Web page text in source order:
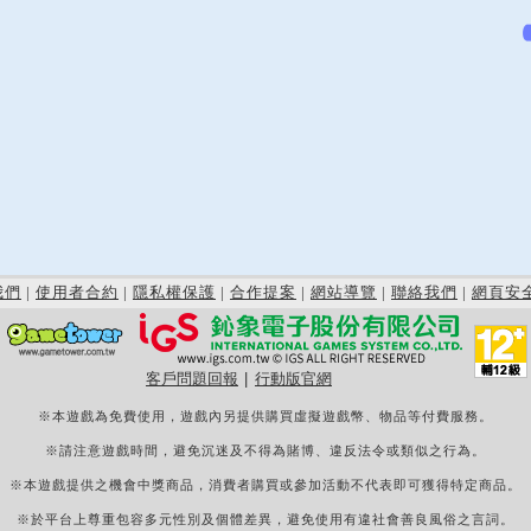
們 | 使用者合約 | 隱私權保護 | 合作提案 | 網站導覽 | 聯絡我們 | 網頁安
客戶問題回報 行動版官網
※本遊戲為免費使用，遊戲內另提供購買虛擬遊戲幣、物品等付費服務。
※請注意遊戲時間，避免沉迷及不得為賭博、違反法令或類似之行為。
※本遊戲提供之機會中獎商品，消費者購買或參加活動不代表即可獲得特定商品。
※於平台上尊重包容多元性別及個體差異，避免使用有違社會善良風俗之言詞。